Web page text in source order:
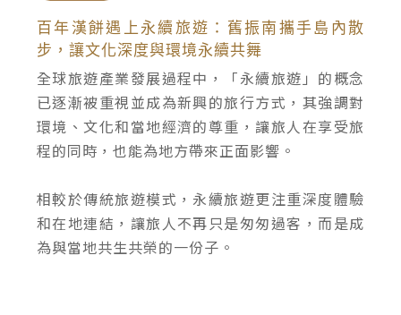
百年漢餅遇上永續旅遊：舊振南攜手島內散
步，讓文化深度與環境永續共舞
全球旅遊產業發展過程中，「永續旅遊」的概念
已逐漸被重視並成為新興的旅行方式，其強調對
環境、文化和當地經濟的尊重，讓旅人在享受旅
程的同時，也能為地方帶來正面影響。
相較於傳統旅遊模式，永續旅遊更注重深度體驗
和在地連結，讓旅人不再只是匆匆過客，而是成
為與當地共生共榮的一份子。